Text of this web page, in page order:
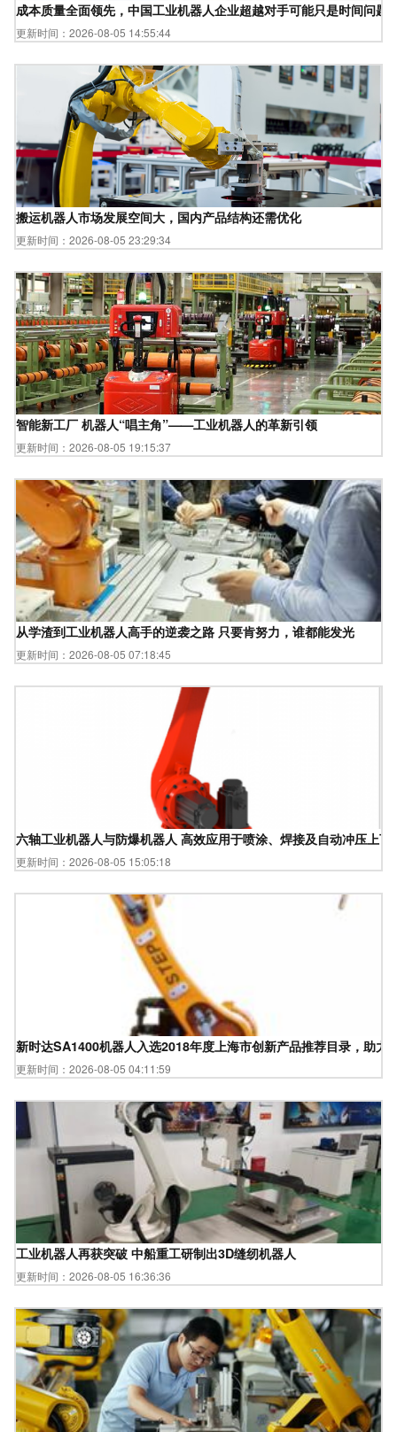
成本质量全面领先，中国工业机器人企业超越对手可能只是时间问题
更新时间：2026-08-05 14:55:44
搬运机器人市场发展空间大，国内产品结构还需优化
更新时间：2026-08-05 23:29:34
智能新工厂 机器人“唱主角”——工业机器人的革新引领
更新时间：2026-08-05 19:15:37
从学渣到工业机器人高手的逆袭之路 只要肯努力，谁都能发光
更新时间：2026-08-05 07:18:45
六轴工业机器人与防爆机器人 高效应用于喷涂、焊接及自动冲压上
更新时间：2026-08-05 15:05:18
新时达SA1400机器人入选2018年度上海市创新产品推荐目录，助力
更新时间：2026-08-05 04:11:59
工业机器人再获突破 中船重工研制出3D缝纫机器人
更新时间：2026-08-05 16:36:36